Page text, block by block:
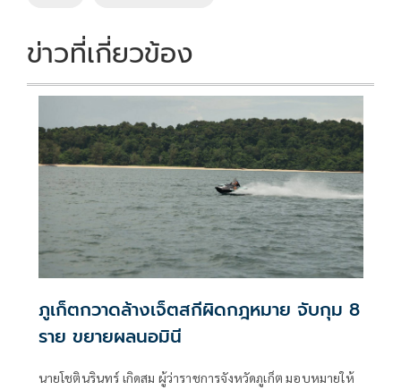
k k
ข่าวที่เกี่ยวข้อง
ภูเก็ตกวาดล้างเจ็ตสกีผิดกฎหมาย จับกุม 8
ราย ขยายผลนอมินี
นายโชตินรินทร์ เกิดสม ผู้ว่าราชการจังหวัดภูเก็ต มอบหมายให้